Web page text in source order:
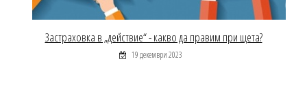
Застраховка в „действие“ - какво да правим при щета?
19 декември 2023